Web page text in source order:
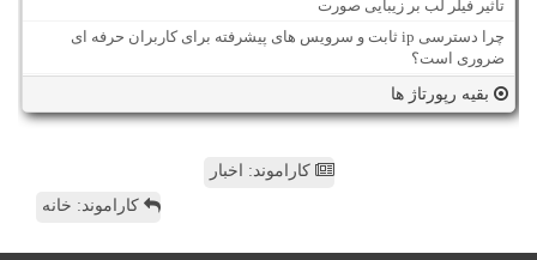
تاثیر فیلر لب بر زیبایی صورت
چرا دسترسی ip ثابت و سرویس های پیشرفته برای کاربران حرفه ای
ضروری است؟
بقیه رپورتاژ ها
کاراموند: اخبار
کاراموند: خانه